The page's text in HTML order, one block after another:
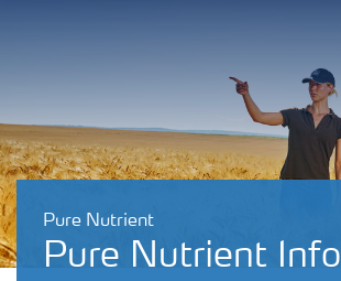
Pure Nutrient
Pure Nutrient Info